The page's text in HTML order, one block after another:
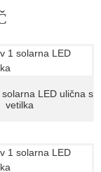
LED ulična s
vetilka